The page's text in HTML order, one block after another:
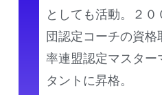
としても活動。２
団認定コーチの資
率連盟認定マスター
タントに昇格。